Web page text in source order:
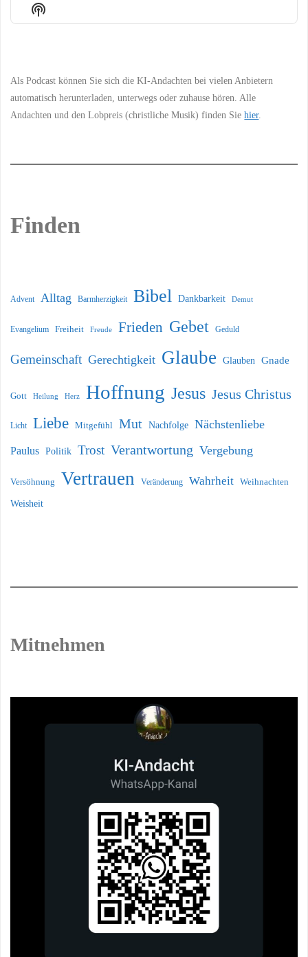
Show
Podcast
Als Podcast können Sie sich die KI-Andachten bei vielen Anbietern
automatisch herunterladen, unterwegs oder zuhause hören. Alle
Andachten und den Lobpreis (christliche Musik) finden Siehier.
Finden
Advent Alltag Barmherzigkeit Bibel Dankbarkeit Demut
Evangelium Freiheit Freude Frieden Gebet Geduld
Gemeinschaft Gerechtigkeit Glaube Glauben Gnade
Gott Heilung Herz Hoffnung Jesus Jesus Christus
Licht Liebe Mitgefühl Mut Nachfolge Nächstenliebe
Paulus Politik Trost Verantwortung Vergebung
Versöhnung Vertrauen Veränderung Wahrheit Weihnachten
Weisheit
Mitnehmen